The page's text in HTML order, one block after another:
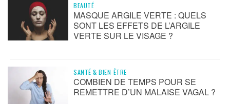
BEAUTÉ
MASQUE ARGILE VERTE : QUELS
SONT LES EFFETS DE L’ARGILE
VERTE SUR LE VISAGE ?
SANTÉ & BIEN-ÊTRE
COMBIEN DE TEMPS POUR SE
REMETTRE D’UN MALAISE VAGAL ?